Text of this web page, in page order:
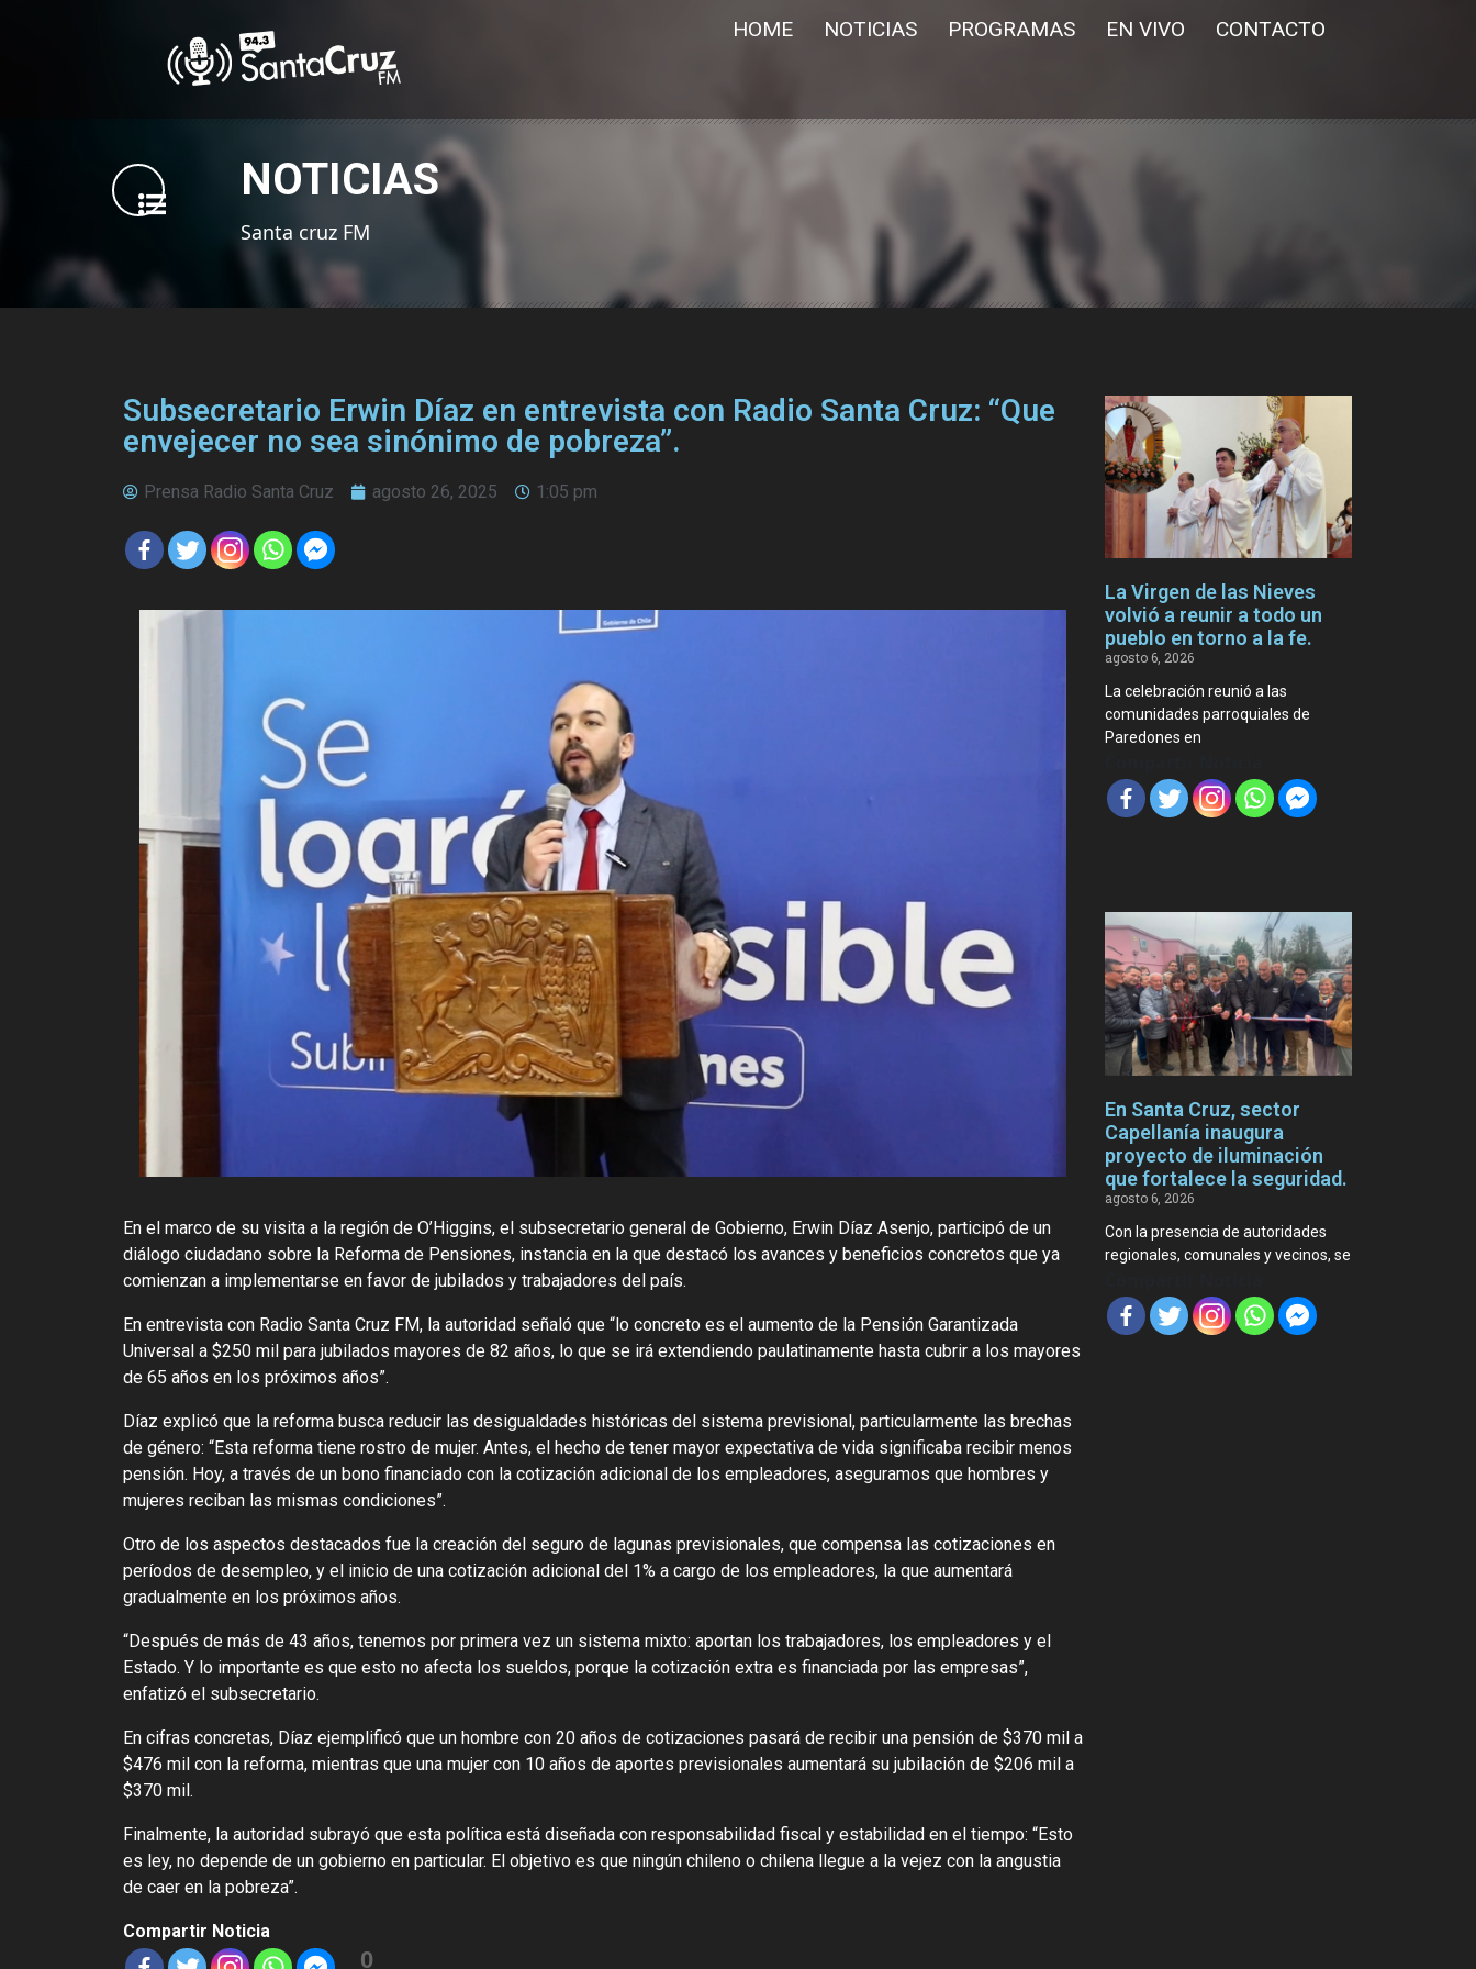
HOME NOTICIAS PROGRAMAS EN VIVO CONTACTO
NOTICIAS
Santa cruz FM
Subsecretario Erwin Díaz en entrevista con Radio Santa Cruz: “Que
envejecer no sea sinónimo de pobreza”.
Prensa Radio Santa Cruz agosto 26, 2025 1:05 pm
En el marco de su visita a la región de O’Higgins, el subsecretario general de Gobierno, Erwin Díaz Asenjo, participó de un
diálogo ciudadano sobre la Reforma de Pensiones, instancia en la que destacó los avances y beneficios concretos que ya
comienzan a implementarse en favor de jubilados y trabajadores del país.
En entrevista con Radio Santa Cruz FM, la autoridad señaló que “lo concreto es el aumento de la Pensión Garantizada
Universal a $250 mil para jubilados mayores de 82 años, lo que se irá extendiendo paulatinamente hasta cubrir a los mayores
de 65 años en los próximos años”.
Díaz explicó que la reforma busca reducir las desigualdades históricas del sistema previsional, particularmente las brechas
de género: “Esta reforma tiene rostro de mujer. Antes, el hecho de tener mayor expectativa de vida significaba recibir menos
pensión. Hoy, a través de un bono financiado con la cotización adicional de los empleadores, aseguramos que hombres y
mujeres reciban las mismas condiciones”.
Otro de los aspectos destacados fue la creación del seguro de lagunas previsionales, que compensa las cotizaciones en
períodos de desempleo, y el inicio de una cotización adicional del 1% a cargo de los empleadores, la que aumentará
gradualmente en los próximos años.
“Después de más de 43 años, tenemos por primera vez un sistema mixto: aportan los trabajadores, los empleadores y el
Estado. Y lo importante es que esto no afecta los sueldos, porque la cotización extra es financiada por las empresas”,
enfatizó el subsecretario.
En cifras concretas, Díaz ejemplificó que un hombre con 20 años de cotizaciones pasará de recibir una pensión de $370 mil a
$476 mil con la reforma, mientras que una mujer con 10 años de aportes previsionales aumentará su jubilación de $206 mil a
$370 mil.
Finalmente, la autoridad subrayó que esta política está diseñada con responsabilidad fiscal y estabilidad en el tiempo: “Esto
es ley, no depende de un gobierno en particular. El objetivo es que ningún chileno o chilena llegue a la vejez con la angustia
de caer en la pobreza”.
Compartir Noticia
0
La Virgen de las Nieves
volvió a reunir a todo un
pueblo en torno a la fe.
agosto 6, 2026
La celebración reunió a las
comunidades parroquiales de
Paredones en
En Santa Cruz, sector
Capellanía inaugura
proyecto de iluminación
que fortalece la seguridad.
agosto 6, 2026
Con la presencia de autoridades
regionales, comunales y vecinos, se